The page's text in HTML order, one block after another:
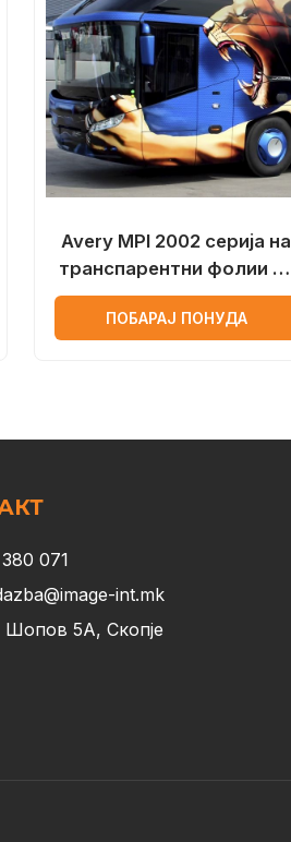
Avery MPI 2002 серија на
транспарентни фолии за
дигитално печатење
ПОБАРАЈ ПОНУДА
071
int.mk
5А, Скопје